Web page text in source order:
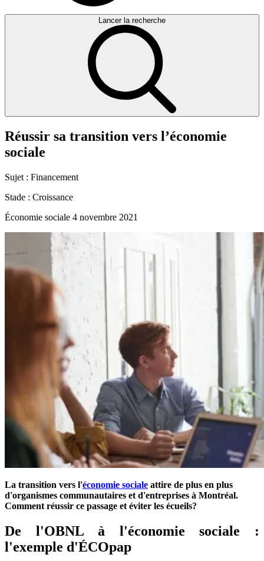
Lancer la recherche
Réussir sa transition vers l’économie
sociale
Sujet : Financement
Stade : Croissance
Économie sociale 4 novembre 2021
La transition vers l'économie sociale attire de plus en plus
d'organismes communautaires et d'entreprises à Montréal.
Comment réussir ce passage et éviter les écueils?
De l'OBNL à l'économie sociale :
l'exemple d'ÉCOpap